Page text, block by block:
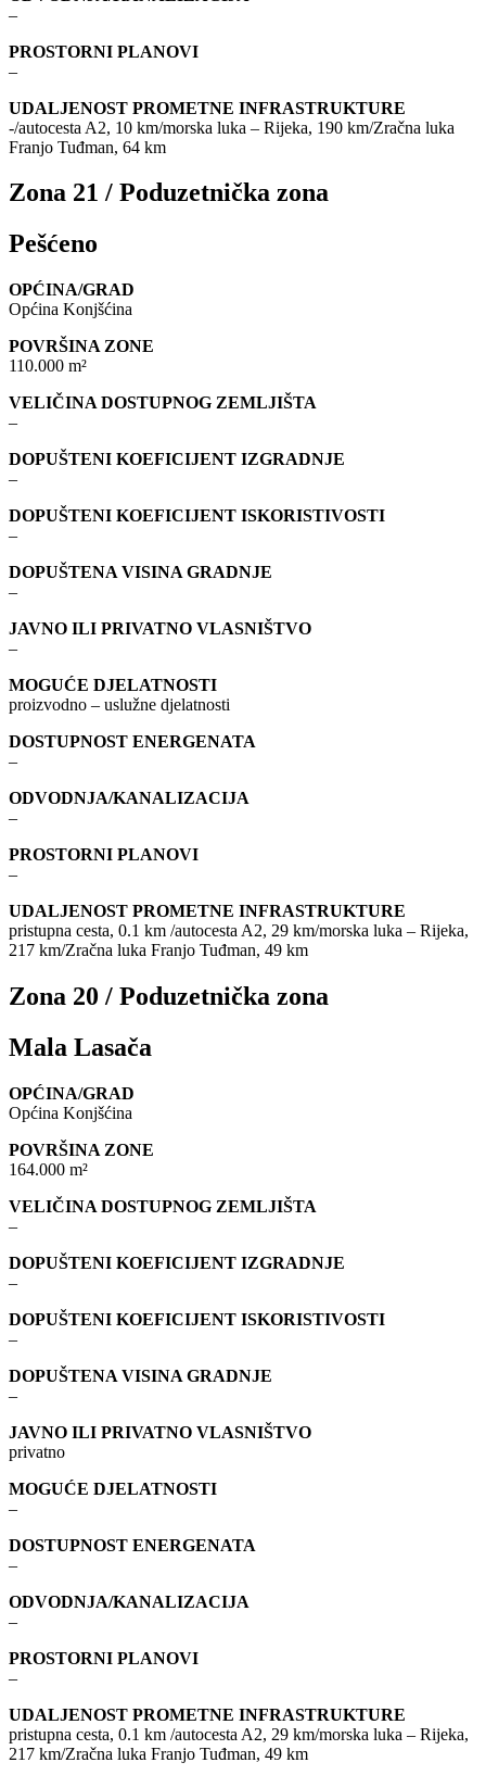
–
PROSTORNI PLANOVI
–
UDALJENOST PROMETNE INFRASTRUKTURE
-/autocesta A2, 10 km/morska luka – Rijeka, 190 km/Zračna luka
Franjo Tuđman, 64 km
Zona 21 / Poduzetnička zona
Pešćeno
OPĆINA/GRAD
Općina Konjšćina
POVRŠINA ZONE
110.000 m²
VELIČINA DOSTUPNOG ZEMLJIŠTA
–
DOPUŠTENI KOEFICIJENT IZGRADNJE
–
DOPUŠTENI KOEFICIJENT ISKORISTIVOSTI
–
DOPUŠTENA VISINA GRADNJE
–
JAVNO ILI PRIVATNO VLASNIŠTVO
–
MOGUĆE DJELATNOSTI
proizvodno – uslužne djelatnosti
DOSTUPNOST ENERGENATA
–
ODVODNJA/KANALIZACIJA
–
PROSTORNI PLANOVI
–
UDALJENOST PROMETNE INFRASTRUKTURE
pristupna cesta, 0.1 km /autocesta A2, 29 km/morska luka – Rijeka,
217 km/Zračna luka Franjo Tuđman, 49 km
Zona 20 / Poduzetnička zona
Mala Lasača
OPĆINA/GRAD
Općina Konjšćina
POVRŠINA ZONE
164.000 m²
VELIČINA DOSTUPNOG ZEMLJIŠTA
–
DOPUŠTENI KOEFICIJENT IZGRADNJE
–
DOPUŠTENI KOEFICIJENT ISKORISTIVOSTI
–
DOPUŠTENA VISINA GRADNJE
–
JAVNO ILI PRIVATNO VLASNIŠTVO
privatno
MOGUĆE DJELATNOSTI
–
DOSTUPNOST ENERGENATA
–
ODVODNJA/KANALIZACIJA
–
PROSTORNI PLANOVI
–
UDALJENOST PROMETNE INFRASTRUKTURE
pristupna cesta, 0.1 km /autocesta A2, 29 km/morska luka – Rijeka,
217 km/Zračna luka Franjo Tuđman, 49 km